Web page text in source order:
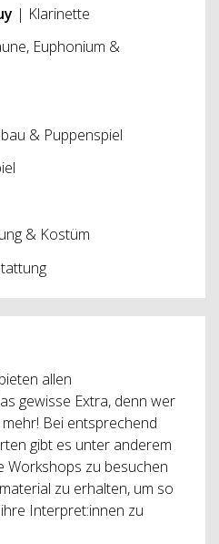
| Klarinette
Euphonium &
& Puppenspiel
& Kostüm
allen
gewisse Extra, denn wer
Bei entsprechend
gibt es unter anderem
Workshops zu besuchen
zu erhalten, um so
Interpret:innen zu